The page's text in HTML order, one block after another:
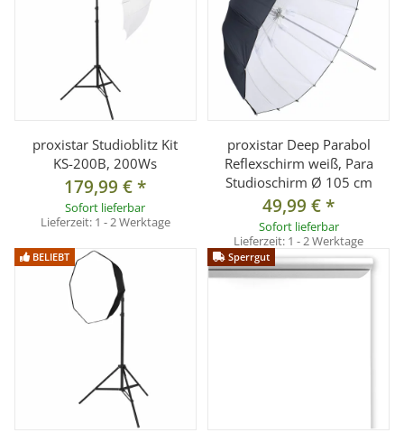
Betriebsspannung: 100 - 250V AC
Stromverbrauch: 60
Farbwiedergabeindex: Ra>95
Lumen: 3980
Abstrahlwinkel: >120°
Anschluss: E27
mittlere Lebensdauer: ca. 50.000 Std. (Herstellerangabe)
integrierter Lüfter: Nein
Dimmbar: Ja
Anwendungsbereich: Nur zum Gebrauch in geschlossenen
Stromversorgung Fernbedienung: 2x AAA 1,5V Batterien
(nicht im Lieferumfang)
Lampenfassung E27:
- Lampenfassung mit stabilem Kunststoffgehäuse
- E27 Gewindetyp (Edison Screw 27 mm), 150 Watt maximal
proxistar Studioblitz Kit
KS-200B, 200Ws
179,99 €*
Sofort lieferbar
Lieferzeit: 1 - 2 Werktage
proxistar Deep Parabol
Reflexschirm weiß, Para
Studioschirm Ø 105 cm
49,99 €*
Sofort lieferbar
Lieferzeit: 1 - 2 Werktage
BELIEBT Sperrgut